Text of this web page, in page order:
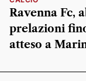
Ravenna Fc,
prelazioni
atteso a